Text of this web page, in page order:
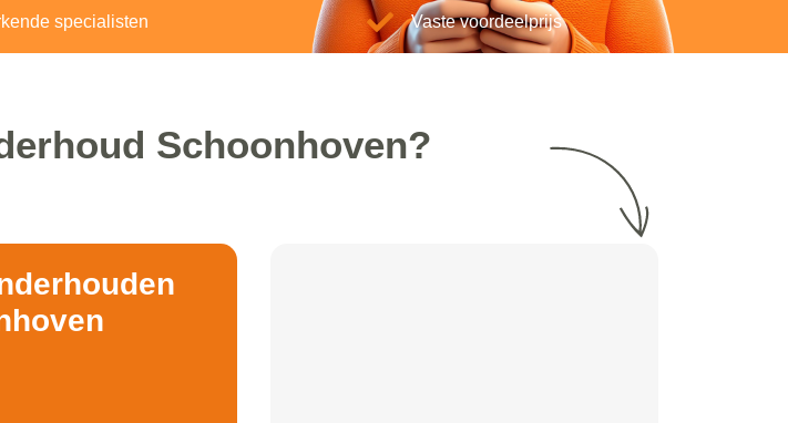
specialisten Vaste voordeelprijs
Schoonhoven?